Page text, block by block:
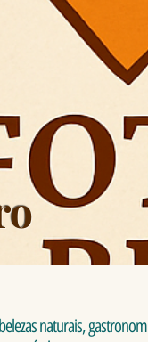
naturais,